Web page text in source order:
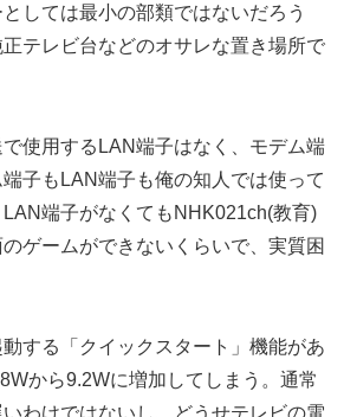
しては最小の部類ではないだろう
テレビ台などのオサレな置き場所で
使用するLAN端子はなく、モデム端
子もLAN端子も俺の知人では使って
端子がなくてもNHK021ch(教育)
ゲームができないくらいで、実質困
する「クイックスタート」機能があ
から9.2Wに増加してしまう。通常
わけではないし、どうせテレビの電